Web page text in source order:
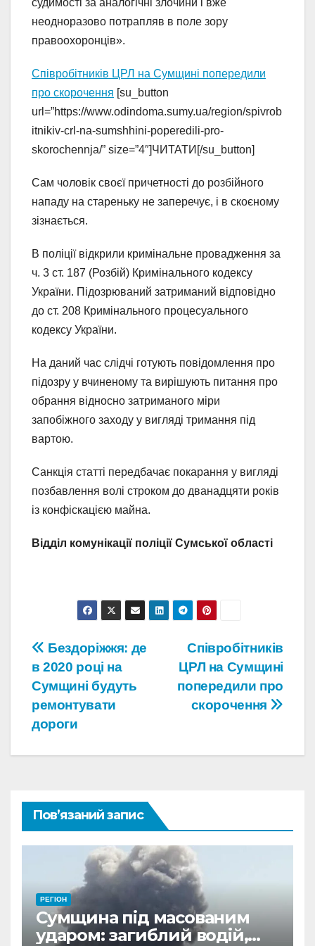
неодноразово потрапляв в поле зору
правоохоронців».
Співробітників ЦРЛ на Сумщині попередили
про скорочення [su_button
url=”https://www.odindoma.sumy.ua/region/spivrob
itnikiv-crl-na-sumshhini-poperedili-pro-
skorochennja/” size=”4″]ЧИТАТИ[/su_button]
Сам чоловік своєї причетності до розбійного
нападу на стареньку не заперечує, і в скоєному
зізнається.
В поліції відкрили кримінальне провадження за
ч. 3 ст. 187 (Розбій) Кримінального кодексу
України. Підозрюваний затриманий відповідно
до ст. 208 Кримінального процесуального
кодексу України.
На даний час слідчі готують повідомлення про
підозру у вчиненому та вирішують питання про
обрання відносно затриманого міри
запобіжного заходу у вигляді тримання під
вартою.
Санкція статті передбачає покарання у вигляді
позбавлення волі строком до дванадцяти років
із конфіскацією майна.
Відділ комунікації поліції Сумської області
Навігація
записів
Співробітників
ЦРЛ на Сумщині
попередили про
скорочення
Бездоріжжя: де
в 2020 році на
Сумщині будуть
ремонтувати
дороги
Пов’язаний запис
РЕГІОН
Сумщина під масованим
ударом: загиблий водій,